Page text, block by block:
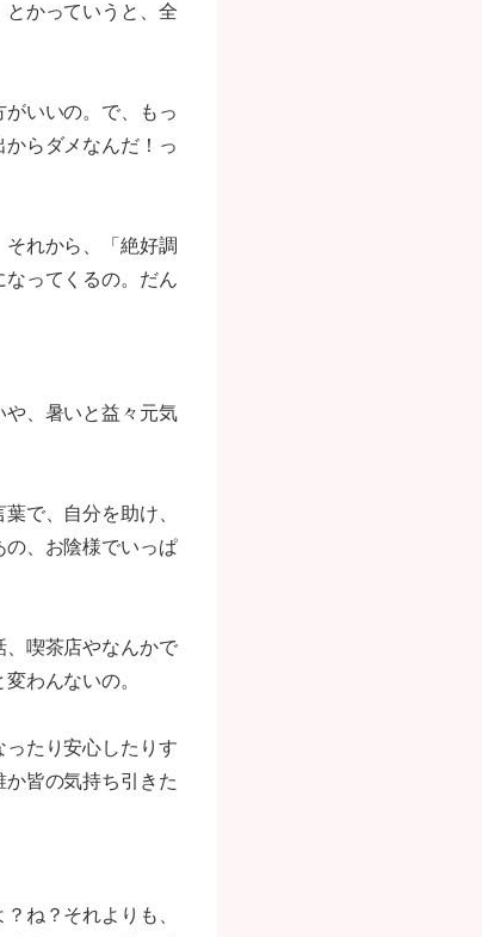
かっていうと、全
いいの。で、もっ
らダメなんだ！っ
れから、「絶好調
ってくるの。だん
や、暑いと益々元気
で、自分を助け、
、お陰様でいっぱ
喫茶店やなんかで
わんないの。
たり安心したりす
皆の気持ち引きた
ね？それよりも、